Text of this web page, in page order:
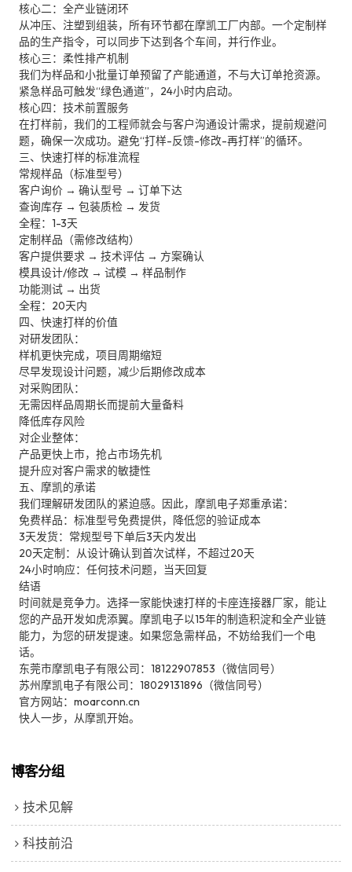
核心二：全产业链闭环
从冲压、注塑到组装，所有环节都在摩凯工厂内部。一个定制样
品的生产指令，可以同步下达到各个车间，并行作业。
核心三：柔性排产机制
我们为样品和小批量订单预留了产能通道，不与大订单抢资源。
紧急样品可触发“绿色通道”，24小时内启动。
核心四：技术前置服务
在打样前，我们的工程师就会与客户沟通设计需求，提前规避问
题，确保一次成功。避免“打样-反馈-修改-再打样”的循环。
三、快速打样的标准流程
常规样品（标准型号）
客户询价 → 确认型号 → 订单下达
查询库存 → 包装质检 → 发货
全程：1-3天
定制样品（需修改结构）
客户提供要求 → 技术评估 → 方案确认
模具设计/修改 → 试模 → 样品制作
功能测试 → 出货
全程：20天内
四、快速打样的价值
对研发团队：
样机更快完成，项目周期缩短
尽早发现设计问题，减少后期修改成本
对采购团队：
无需因样品周期长而提前大量备料
降低库存风险
对企业整体：
产品更快上市，抢占市场先机
提升应对客户需求的敏捷性
五、摩凯的承诺
我们理解研发团队的紧迫感。因此，摩凯电子郑重承诺：
免费样品：标准型号免费提供，降低您的验证成本
3天发货：常规型号下单后3天内发出
20天定制：从设计确认到首次试样，不超过20天
24小时响应：任何技术问题，当天回复
结语
时间就是竞争力。选择一家能快速打样的卡座连接器厂家，能让
您的产品开发如虎添翼。摩凯电子以15年的制造积淀和全产业链
能力，为您的研发提速。如果您急需样品，不妨给我们一个电
话。
东莞市摩凯电子有限公司：18122907853（微信同号）
苏州摩凯电子有限公司：18029131896（微信同号）
官方网站：moarconn.cn
快人一步，从摩凯开始。
博客分组
技术见解
科技前沿